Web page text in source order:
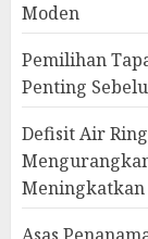
Moden
Pemilihan
Penting
Defisit Air